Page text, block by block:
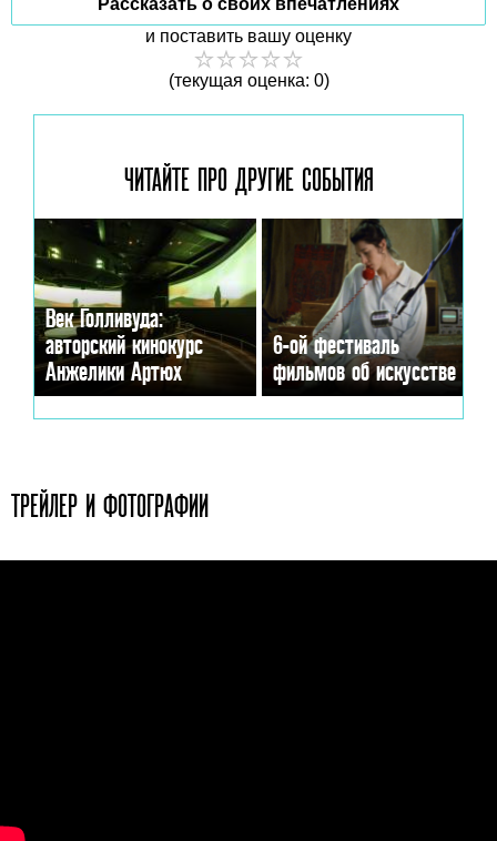
и поставить вашу оценку
(текущая оценка: 0)
ЧИТАЙТЕ ПРО ДРУГИЕ СОБЫТИЯ
Век Голливуда:
авторский кинокурс
Анжелики Артюх
6-ой фестиваль
фильмов об искусстве
ТРЕЙЛЕР И ФОТОГРАФИИ